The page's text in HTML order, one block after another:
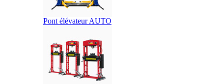
Pont élévateur AUTO